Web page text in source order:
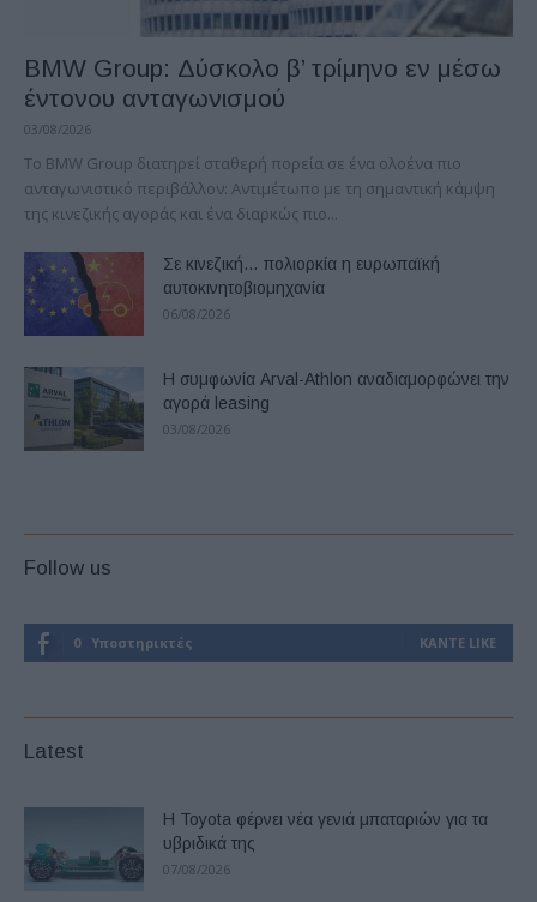
BMW Group: Δύσκολο β’ τρίμηνο εν μέσω
έντονου ανταγωνισμού
03/08/2026
Το BMW Group διατηρεί σταθερή πορεία σε ένα ολοένα πιο
ανταγωνιστικό περιβάλλον: Αντιμέτωπο με τη σημαντική κάμψη
της κινεζικής αγοράς και ένα διαρκώς πιο...
Σε κινεζική… πολιορκία η ευρωπαϊκή
αυτοκινητοβιομηχανία
06/08/2026
Η συμφωνία Arval-Athlon αναδιαμορφώνει την
αγορά leasing
03/08/2026
Follow us
0 Υποστηρικτές ΚΆΝΤΕ LIKE
Latest
Η Toyota φέρνει νέα γενιά μπαταριών για τα
υβριδικά της
07/08/2026